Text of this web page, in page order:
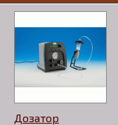
Дозатор